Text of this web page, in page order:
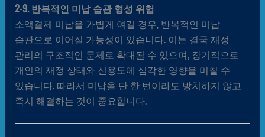
2-9. 반복적인 미납 습관 형성 위험
소액결제 미납을 가볍게 여길 경우, 반복적인 미납
습관으로 이어질 가능성이 있습니다. 이는 결국 재정
관리의 구조적인 문제로 확대될 수 있으며, 장기적으로
개인의 재정 상태와 신용도에 심각한 영향을 미칠 수
있습니다. 따라서 미납을 단 한 번이라도 방치하지 않고
즉시 해결하는 것이 중요합니다.